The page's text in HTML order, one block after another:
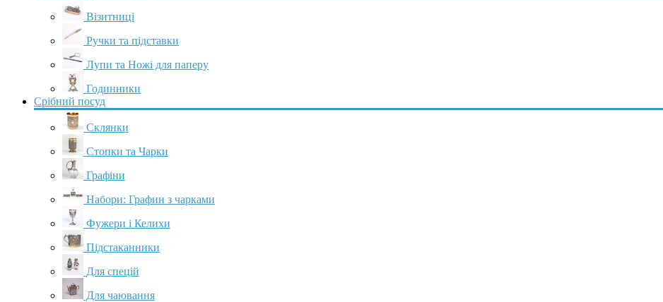
Візитниці
Ручки та підставки
Лупи та Ножі для паперу
Годинники
Срібний посуд
Склянки
Стопки та Чарки
Графіни
Набори: Графин з чарками
Фужери і Келихи
Підстаканники
Для спецій
Для чаювання